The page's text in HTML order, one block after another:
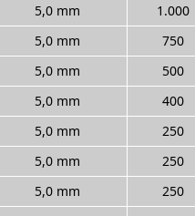
5,0 mm 1.000
5,0 mm 750
5,0 mm 500
5,0 mm 400
5,0 mm 250
5,0 mm 250
5,0 mm 250